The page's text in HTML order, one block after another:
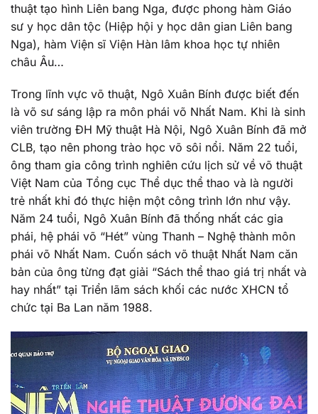
thuật tạo hình Liên bang Nga, được phong hàm Giáo
sư y học dân tộc (Hiệp hội y học dân gian Liên bang
Nga), hàm Viện sĩ Viện Hàn lâm khoa học tự nhiên
châu Âu…
Trong lĩnh vực võ thuật, Ngô Xuân Bính được biết đến
là võ sư sáng lập ra môn phái võ Nhất Nam. Khi là sinh
viên trường ĐH Mỹ thuật Hà Nội, Ngô Xuân Bính đã mở
CLB, tạo nên phong trào học võ sôi nổi. Năm 22 tuổi,
ông tham gia công trình nghiên cứu lịch sử về võ thuật
Việt Nam của Tổng cục Thể dục thể thao và là người
trẻ nhất khi đó thực hiện một công trình lớn như vậy.
Năm 24 tuổi, Ngô Xuân Bính đã thống nhất các gia
phái, hệ phái võ “Hét” vùng Thanh – Nghệ thành môn
phái võ Nhất Nam. Cuốn sách võ thuật Nhất Nam căn
bản của ông từng đạt giải “Sách thể thao giá trị nhất và
hay nhất” tại Triển lãm sách khối các nước XHCN tổ
chức tại Ba Lan năm 1988.